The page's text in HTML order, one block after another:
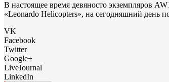
В настоящее время девяносто экземпляров
«Leonardo Helicopters», на сегодняшний день
VK
Facebook
Twitter
Google+
LiveJournal
LinkedIn